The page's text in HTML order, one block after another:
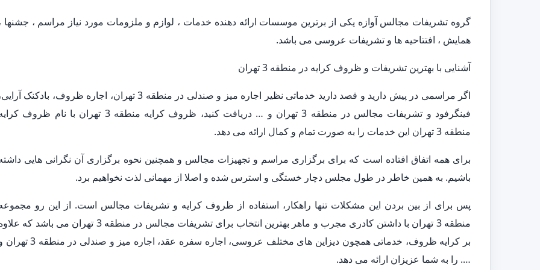
گروه تشریفات مجالس آوازه یکی از برترین موسسات ارائه دهنده خدمات ، لوازم و ملزومات مورد نیاز مراسم ، جشنها
همایش ، افتتاحیه ها و تشریفات عروسی می باشد.
آشنایی با بهترین تشریفات و ظروف کرایه در منطقه 3 تهران
اگر مراسمی در پیش دارید و قصد دارید خدماتی نظیر اجاره میز و صندلی در منطقه 3 تهران، اجاره ظروف، بادکنک
فینگرفود و تشریفات مجالس در منطقه 3 تهران و … دریافت کنید، ظروف کرایه منطقه 3 تهران با نام ظروف
منطقه 3 تهران این خدمات را به صورت تمام و کمال ارائه می دهد.
برای همه اتفاق افتاده است که برای برگزاری مراسم و تجهیزات مجالس و همچنین نحوه برگزاری آن نگرانی هایی
باشیم. به همین خاطر در طول مجلس دچار خستگی و استرس شده و اصلا از مهمانی لذت نخواهیم برد.
پس برای از بین بردن این مشکلات تنها راهکار، استفاده از ظروف کرایه و تشریفات مجالس است. از این رو
منطقه 3 تهران با داشتن کادری مجرب و ماهر بهترین انتخاب برای تشریفات مجالس در منطقه 3 تهران می باشد که
بر کرایه ظروف، خدماتی همچون دیزاین های مختلف عروسی، اجاره سفره عقد، اجاره میز و صندلی در
…. را به شما عزیزان ارائه می دهد.